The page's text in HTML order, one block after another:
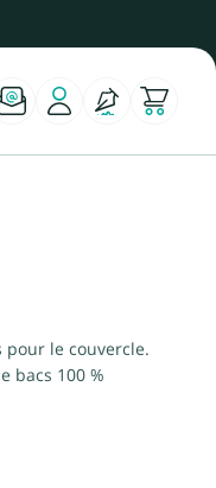
pour le couvercle.
bacs 100 %